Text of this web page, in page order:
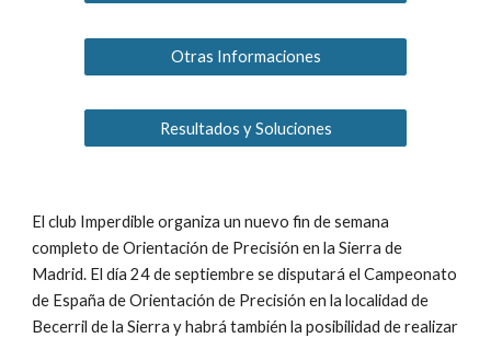
Otras Informaciones
Resultados y Soluciones
El club Imperdible organiza un nuevo fin de semana
completo de Orientación de Precisión en la Sierra de
Madrid. El día 24 de septiembre se disputará el Campeonato
de España de Orientación de Precisión en la localidad de
Becerril de la Sierra y habrá también la posibilidad de realizar